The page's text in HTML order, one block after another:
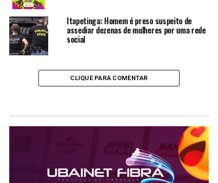
Itapetinga: Homem é preso suspeito de
assediar dezenas de mulheres por uma rede
social
CLIQUE PARA COMENTAR